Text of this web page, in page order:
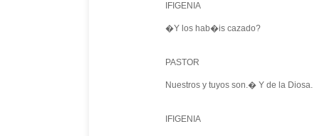
IFIGENIA
�Y los hab�is cazado?
PASTOR
Nuestros y tuyos son.� Y de la Diosa.
IFIGENIA